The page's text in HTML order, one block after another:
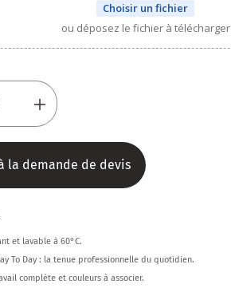
Choisir un fichier
ou déposez le fichier à télécharger
Augmenter
la
quantité
de
Day
To
la demande de devis
et lavable à 60°C.
To Day : la tenue professionnelle du quotidien.
complète et couleurs à associer.